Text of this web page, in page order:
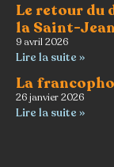
Le retour du
la Saint-Jean
9 avril 2026
Lire la suite »
La
26 janvier 2026
Lire la suite »